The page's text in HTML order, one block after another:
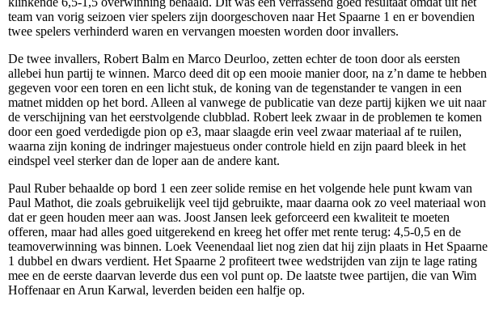
team van vorig seizoen vier spelers zijn doorgeschoven naar Het Spaarne 1 en er bovendien
twee spelers verhinderd waren en vervangen moesten worden door invallers.
De twee invallers, Robert Balm en Marco Deurloo, zetten echter de toon door als eersten
allebei hun partij te winnen. Marco deed dit op een mooie manier door, na z’n dame te hebben
gegeven voor een toren en een licht stuk, de koning van de tegenstander te vangen in een
matnet midden op het bord. Alleen al vanwege de publicatie van deze partij kijken we uit naar
de verschijning van het eerstvolgende clubblad. Robert leek zwaar in de problemen te komen
door een goed verdedigde pion op e3, maar slaagde erin veel zwaar materiaal af te ruilen,
waarna zijn koning de indringer majestueus onder controle hield en zijn paard bleek in het
eindspel veel sterker dan de loper aan de andere kant.
Paul Ruber behaalde op bord 1 een zeer solide remise en het volgende hele punt kwam van
Paul Mathot, die zoals gebruikelijk veel tijd gebruikte, maar daarna ook zo veel materiaal won
dat er geen houden meer aan was. Joost Jansen leek geforceerd een kwaliteit te moeten
offeren, maar had alles goed uitgerekend en kreeg het offer met rente terug: 4,5-0,5 en de
teamoverwinning was binnen. Loek Veenendaal liet nog zien dat hij zijn plaats in Het Spaarne
1 dubbel en dwars verdient. Het Spaarne 2 profiteert twee wedstrijden van zijn te lage rating
mee en de eerste daarvan leverde dus een vol punt op. De laatste twee partijen, die van Wim
Hoffenaar en Arun Karwal, leverden beiden een halfje op.